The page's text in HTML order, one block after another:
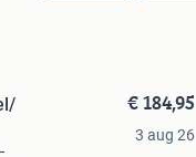
€ 184,95
3 aug 26